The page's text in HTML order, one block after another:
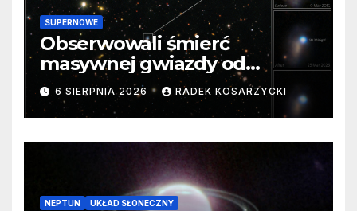
SUPERNOWE
Obserwowali śmierć
masywnej gwiazdy od
samego początku. Niezwykle
cenne dane
6 SIERPNIA 2026 RADEK KOSARZYCKI
NEPTUN UKŁAD SŁONECZNY